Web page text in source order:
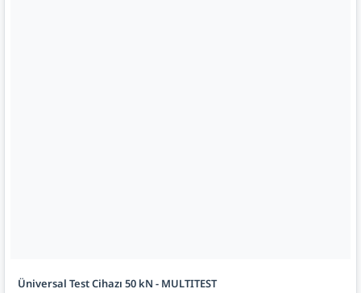
Üniversal Test Cihazı 50 kN - MULTITEST